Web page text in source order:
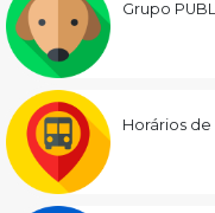
Grupo
Horários de